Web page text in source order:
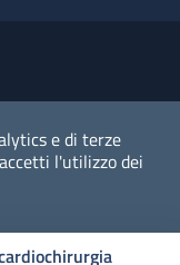
e di terze
l'utilizzo dei